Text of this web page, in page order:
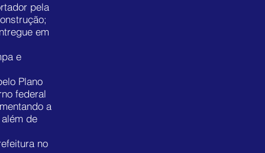
pela
em
e
Plano
federal
a
de
no